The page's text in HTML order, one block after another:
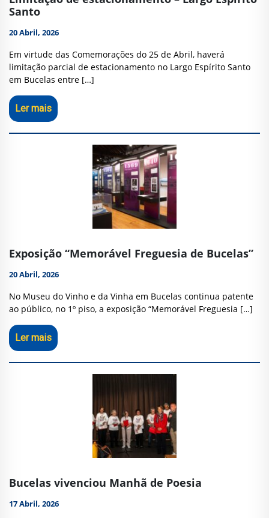
Santo
20 Abril, 2026
Em virtude das Comemorações do 25 de Abril, haverá
limitação parcial de estacionamento no Largo Espírito Santo
em Bucelas entre […]
Ler mais
Exposição “Memorável Freguesia de Bucelas”
20 Abril, 2026
No Museu do Vinho e da Vinha em Bucelas continua patente
ao público, no 1º piso, a exposição “Memorável Freguesia […]
Ler mais
Bucelas vivenciou Manhã de Poesia
17 Abril, 2026